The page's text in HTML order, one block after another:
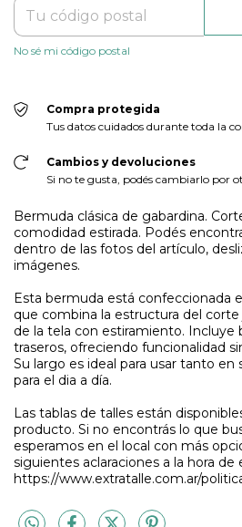
No sé mi código postal
Compra protegida
Tus datos cuidados durante toda la
Cambios y devoluciones
Si no te gusta, podés cambiarlo por
Bermuda clásica de gabardina.
comodidad estirada. Podés
dentro de las fotos del artículo,
imágenes.
Esta bermuda está confeccionada
que combina la estructura del
de la tela con estiramiento. Incluye
traseros, ofreciendo funcionalidad
Su largo es ideal para usar tanto en
para el dia a día.
Las tablas de talles están
producto. Si no encontrás lo que
esperamos en el local con más
siguientes aclaraciones a la hora
https://www.extratalle.com.ar/